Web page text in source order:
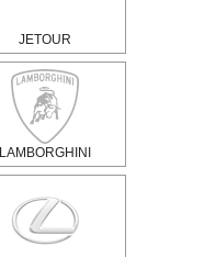
JETOUR
LAMBORGHINI